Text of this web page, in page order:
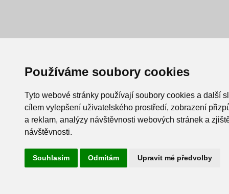
Používáme soubory cookies
Tyto webové stránky používají soubory cookies a další
cílem vylepšení uživatelského prostředí, zobrazení
a reklam, analýzy návštěvnosti webových stránek a
návštěvnosti.
Souhlasím Odmítám Upravit mé předvolby